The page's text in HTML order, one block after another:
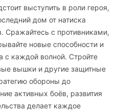
выступить в роли героя,
дом от натиска
Сражайтесь с противниками,
новые способности и
с каждой волной. Стройте
вышки и другие защитные
обороны до
активных боёв, развития
делает каждое